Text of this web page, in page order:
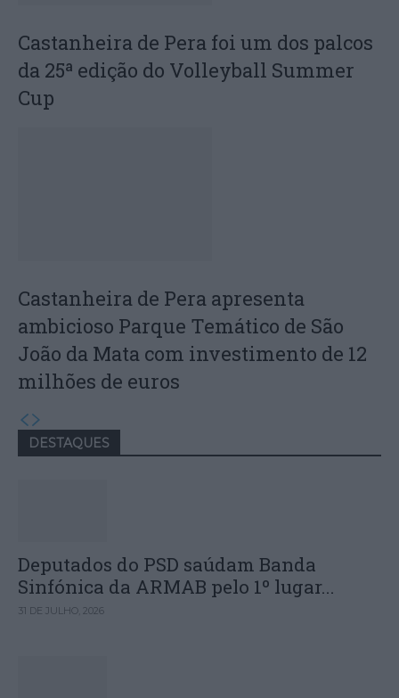
Castanheira de Pera foi um dos palcos
da 25ª edição do Volleyball Summer
Cup
Castanheira de Pera apresenta
ambicioso Parque Temático de São
João da Mata com investimento de 12
milhões de euros
DESTAQUES
Deputados do PSD saúdam Banda
Sinfónica da ARMAB pelo 1º lugar...
31 DE JULHO, 2026